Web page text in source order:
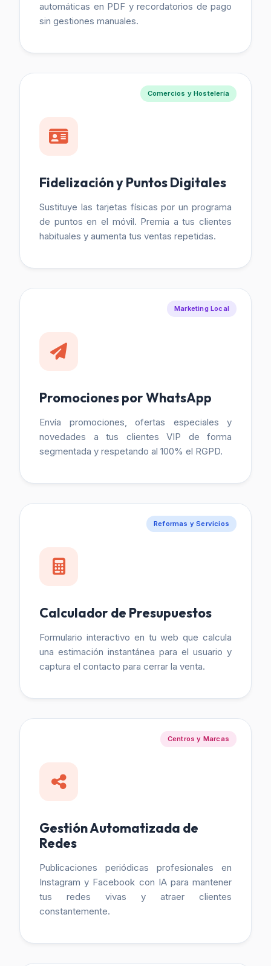
automáticas en PDF y recordatorios de pago
sin gestiones manuales.
Comercios y Hostelería
Fidelización y Puntos Digitales
Sustituye las tarjetas físicas por un programa
de puntos en el móvil. Premia a tus clientes
habituales y aumenta tus ventas repetidas.
Marketing Local
Promociones por WhatsApp
Envía promociones, ofertas especiales y
novedades a tus clientes VIP de forma
segmentada y respetando al 100% el RGPD.
Reformas y Servicios
Calculador de Presupuestos
Formulario interactivo en tu web que calcula
una estimación instantánea para el usuario y
captura el contacto para cerrar la venta.
Centros y Marcas
Gestión Automatizada de
Redes
Publicaciones periódicas profesionales en
Instagram y Facebook con IA para mantener
tus redes vivas y atraer clientes
constantemente.